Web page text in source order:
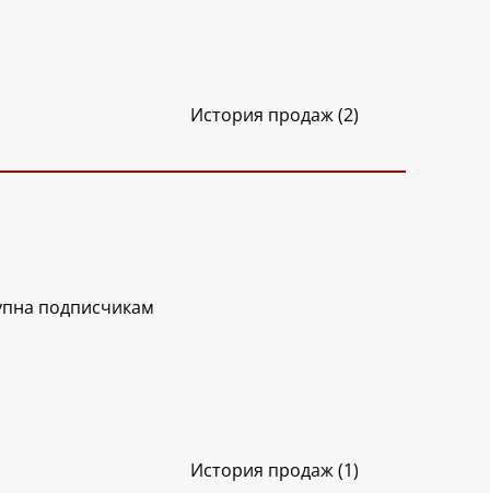
История продаж (2)
подписчикам
История продаж (1)